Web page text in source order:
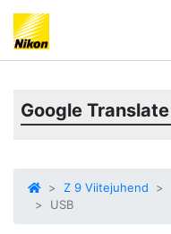
Google Translate
Z 9 Viitejuhend
USB